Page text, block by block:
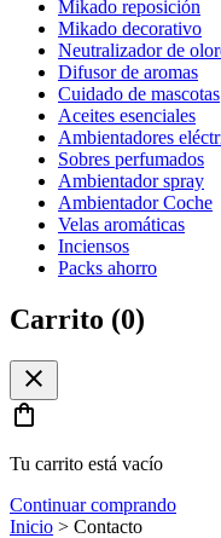
Mikado reposición
Mikado decorativo
Neutralizador de
Difusor de aromas
Cuidado de mascotas
Aceites esenciales
Ambientadores
Sobres perfumados
Ambientador spray
Ambientador Coche
Velas aromáticas
Inciensos
Packs ahorro
Carrito (0)
close
shopping_bag
Tu carrito está vacío
Continuar comprando
Inicio > Contacto